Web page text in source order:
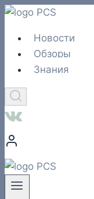
Перейти
содержимому
Новости
Обзоры
Знания